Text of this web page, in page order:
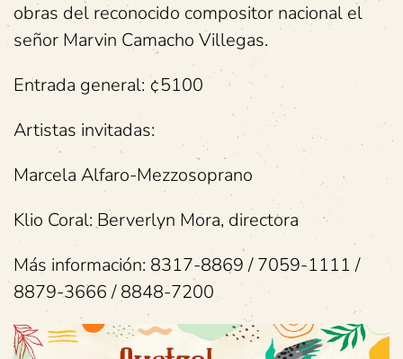
obras del reconocido compositor nacional el
señor Marvin Camacho Villegas.
Entrada general: ¢5100
Artistas invitadas:
Marcela Alfaro-Mezzosoprano
Klio Coral: Berverlyn Mora, directora
Más información: 8317-8869 / 7059-1111 /
8879-3666 / 8848-7200